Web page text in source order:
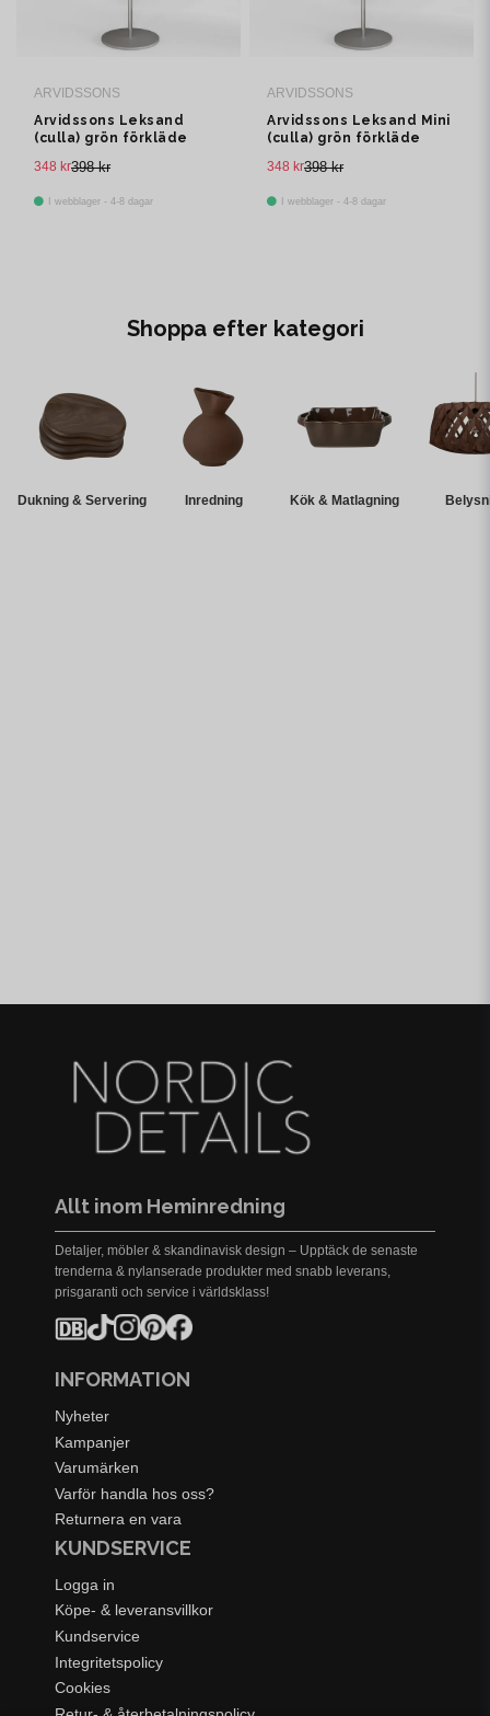
ARVIDSSONS
Arvidssons Leksand
(culla) grön förkläde
398 kr
348 kr
I webblager - 4-8 dagar
ARVIDSSONS
Arvidssons Leksand Mini
(culla) grön förkläde
398 kr
348 kr
I webblager - 4-8 dagar
Shoppa efter kategori
Dukning & Servering Inredning Kök & Matlagning
Allt inom Heminredning
Detaljer, möbler & skandinavisk design – Upptäck de senaste
trenderna & nylanserade produkter med snabb leverans,
prisgaranti och service i världsklass!
INFORMATION
Nyheter
Kampanjer
Varumärken
Varför handla hos oss?
Returnera en vara
KUNDSERVICE
Logga in
Köpe- & leveransvillkor
Kundservice
Integritetspolicy
Cookies